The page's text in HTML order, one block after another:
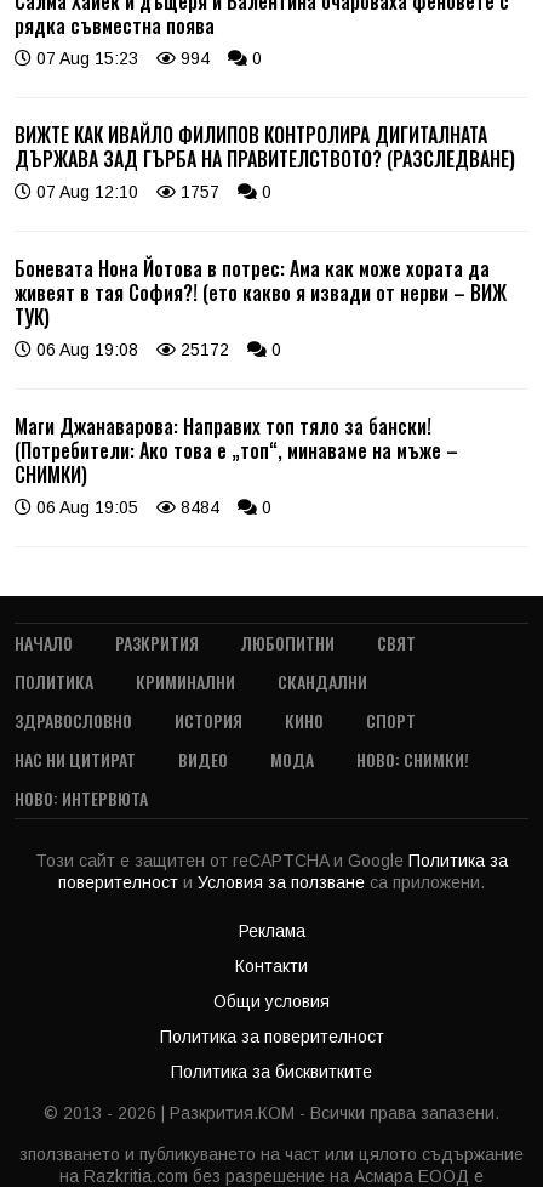
рядка съвместна поява
07 Aug 15:23 994 0
ВИЖТЕ КАК ИВАЙЛО ФИЛИПОВ КОНТРОЛИРА ДИГИТАЛНАТА
ДЪРЖАВА ЗАД ГЪРБА НА ПРАВИТЕЛСТВОТО? (РАЗСЛЕДВАНЕ)
07 Aug 12:10 1757 0
Боневата Нона Йотова в потрес: Ама как може хората да
живеят в тая София?! (ето какво я извади от нерви – ВИЖ
ТУК)
06 Aug 19:08 25172 0
Маги Джанаварова: Направих топ тяло за бански!
(Потребители: Ако това е „топ“, минаваме на мъже –
СНИМКИ)
06 Aug 19:05 8484 0
НАЧАЛО РАЗКРИТИЯ ЛЮБОПИТНИ
СВЯТ
ПОЛИТИКА
КРИМИНАЛНИ
СКАНДАЛНИ
ЗДРАВОСЛОВНО
ИСТОРИЯ КИНО
СПОРТ
НАС НИ ЦИТИРАТ
ВИДЕО МОДА
НОВО: СНИМКИ!
НОВО: ИНТЕРВЮТА
Този сайт е защитен от reCAPTCHA и Google Политика за
поверителност и Условия за ползване са приложени.
Реклама
Контакти
Общи условия
Политика за поверителност
Политика за бисквитките
© 2013 - 2026 | Разкрития.КОМ - Всички права запазени.
зползването и публикуването на част или цялото съдържание
на Razkritia.com без разрешение на Асмара ЕООД е